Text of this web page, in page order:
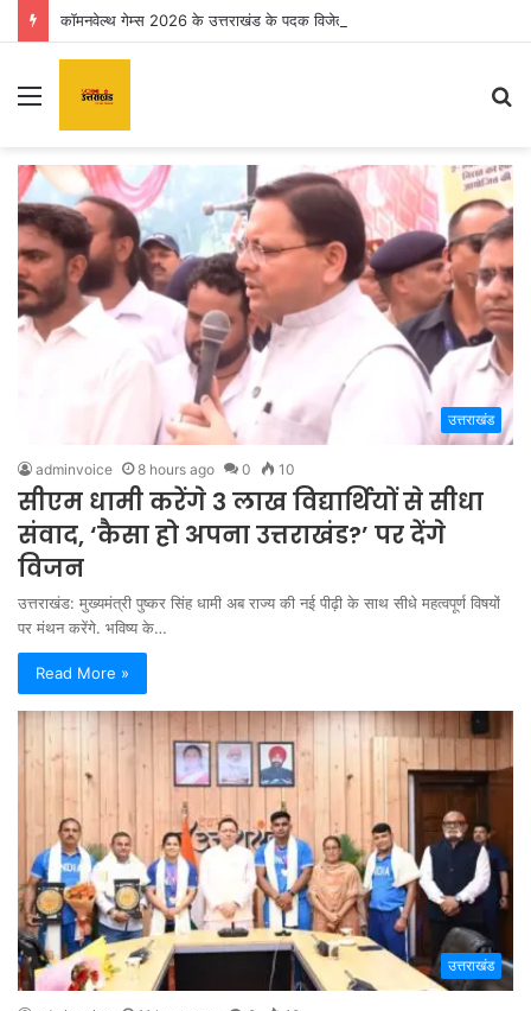
Menu
उत्तराखंड
adminvoice 8 hours ago 0 10
सीएम धामी करेंगे 3 लाख विद्यार्थियों से सीधा
संवाद, ‘कैसा हो अपना उत्तराखंड?’ पर देंगे
विजन
उत्तराखंड: मुख्यमंत्री पुष्कर सिंह धामी अब राज्य की नई पीढ़ी के साथ सीधे महत्वपूर्ण विषयों
पर मंथन करेंगे. भविष्य के…
Read More »
उत्तराखंड